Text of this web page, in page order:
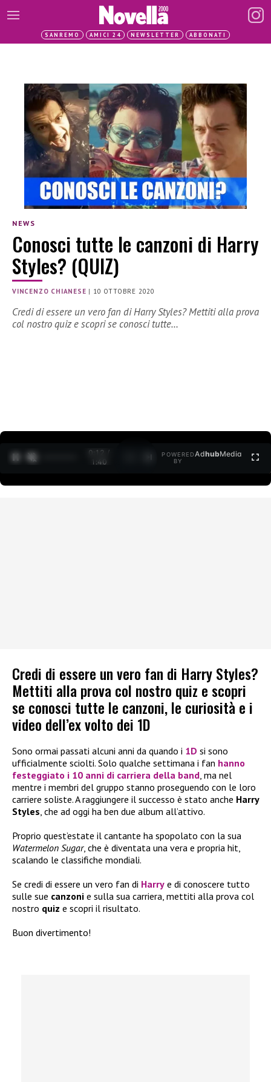
SANREMO AMICI 24 NEWSLETTER ABBONATI
NEWS
Conosci tutte le canzoni di Harry
Styles? (QUIZ)
VINCENZO CHIANESE | 10 OTTOBRE 2020
Credi di essere un vero fan di Harry Styles? Mettiti alla prova
col nostro quiz e scopri se conosci tutte…
0:12 /
1:40
POWERED
BY
AdhubMedia
Credi di essere un vero fan di Harry Styles?
Mettiti alla prova col nostro quiz e scopri
se conosci tutte le canzoni, le curiosità e i
video dell’ex volto dei 1D
Sono ormai passati alcuni anni da quando i 1D si sono
ufficialmente sciolti. Solo qualche settimana i fan hanno
festeggiato i 10 anni di carriera della band, ma nel
mentre i membri del gruppo stanno proseguendo con le loro
carriere soliste. A raggiungere il successo è stato anche Harry
Styles, che ad oggi ha ben due album all’attivo.
Proprio quest’estate il cantante ha spopolato con la sua
Watermelon Sugar, che è diventata una vera e propria hit,
scalando le classifiche mondiali.
Se credi di essere un vero fan di Harry e di conoscere tutto
sulle sue canzoni e sulla sua carriera, mettiti alla prova col
nostro quiz e scopri il risultato.
Buon divertimento!